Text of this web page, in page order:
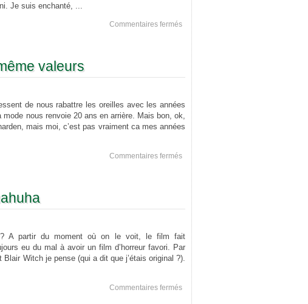
Je suis enchanté, ...
Commentaires ferméssur
Minimoni
still
pwns
valeurs
de nous rabattre les oreilles avec les années
nous renvoie 20 ans en arrière. Mais bon, ok,
mais moi, c’est pas vraiment ca mes années
Commentaires ferméssur
Nous
n’avons
pas
même
valeurs
A partir du moment où on le voit, le film fait
eu du mal à avoir un film d’horreur favori. Par
Blair Witch je pense (qui a dit que j’étais original ?).
Commentaires ferméssur
huhuaHuHUAHUHAhuahuha